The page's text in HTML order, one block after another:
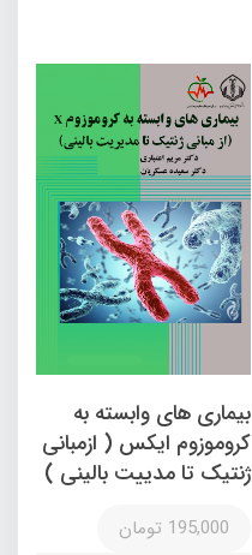
بیماری های وابسته به
کروموزوم ایکس ( ازمبانی
ژنتیک تا مدییت بالینی )
195,000 تومان